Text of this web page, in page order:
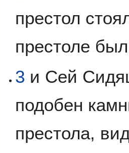
престол
престоле
3 и Сей
подобен
престола,